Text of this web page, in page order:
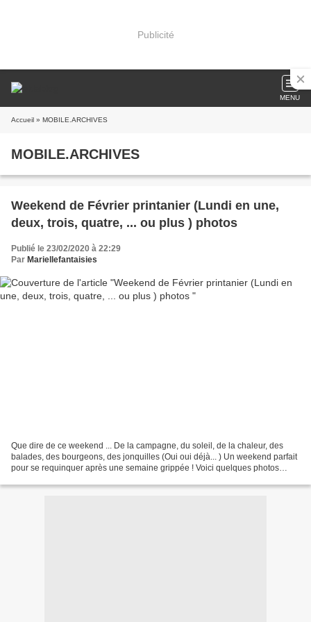
Publicité
MENU
Accueil » MOBILE.ARCHIVES
MOBILE.ARCHIVES
Weekend de Février printanier (Lundi en une,
deux, trois, quatre, ... ou plus ) photos
Publié le 23/02/2020 à 22:29
Par Mariellefantaisies
Que dire de ce weekend ... De la campagne, du soleil, de la chaleur, des
balades, des bourgeons, des jonquilles (Oui oui déjà... ) Un weekend parfait
pour se requinquer après une semaine grippée ! Voici quelques photos